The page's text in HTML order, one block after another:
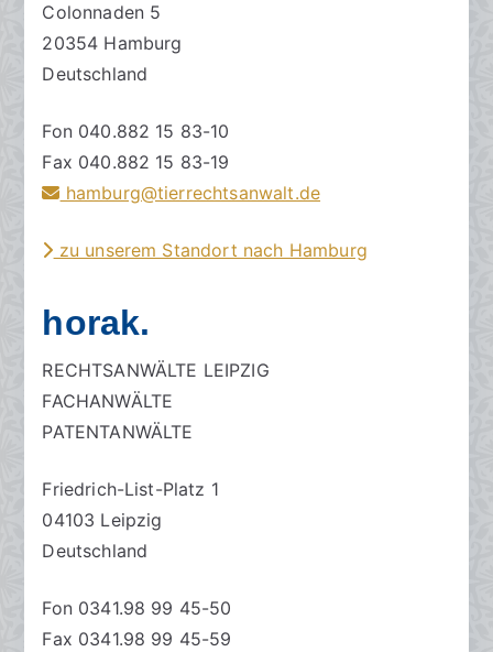
Colonnaden 5
20354 Hamburg
Deutschland
Fon 040.882 15 83-10
Fax 040.882 15 83-19
hamburg@tierrechtsanwalt.de
zu unserem Standort nach Hamburg
horak.
RECHTSANWÄLTE LEIPZIG
FACHANWÄLTE
PATENTANWÄLTE
Friedrich-List-Platz 1
04103 Leipzig
Deutschland
Fon 0341.98 99 45-50
Fax 0341.98 99 45-59